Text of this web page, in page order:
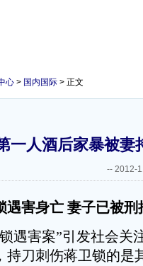
心 > 国内国际 > 正文
一人酒后家暴被妻
-- 2012-
害身亡 妻子已被刑
害案”引发社会关
持刀刺伤蒋卫锁的是